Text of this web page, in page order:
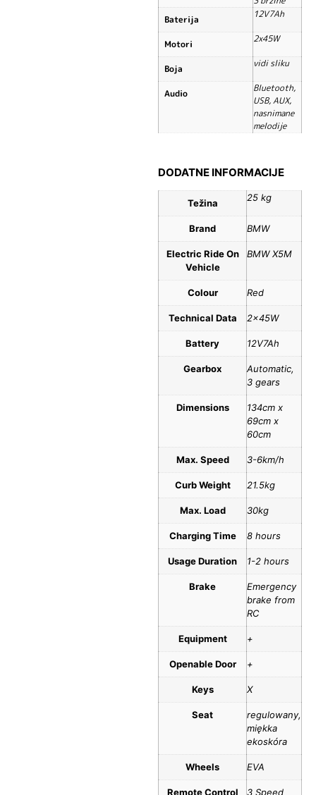
Baterija
12V7Ah
Motori 2x45W
Boja vidi sliku
Audio
Bluetooth,
USB, AUX,
nasnimane
melodije
DODATNE INFORMACIJE
Težina 25 kg
Brand BMW
Electric Ride On
Vehicle
BMW X5M
Colour Red
Technical Data 2x45W
Battery 12V7Ah
Gearbox
Automatic,
3 gears
Dimensions
134cm x
69cm x
60cm
Max. Speed 3-6km/h
Curb Weight 21.5kg
Max. Load 30kg
Charging Time 8 hours
Usage Duration 1-2 hours
Brake
Emergency
brake from
RC
Equipment +
Openable Door +
Keys X
Seat
regulowany,
miękka
ekoskóra
Wheels EVA
Remote Control 3 Speed